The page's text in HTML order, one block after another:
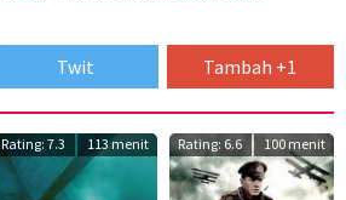
Twit
Tambah +1
Rating: 7.3 113 menit Rating: 6.6 100 menit